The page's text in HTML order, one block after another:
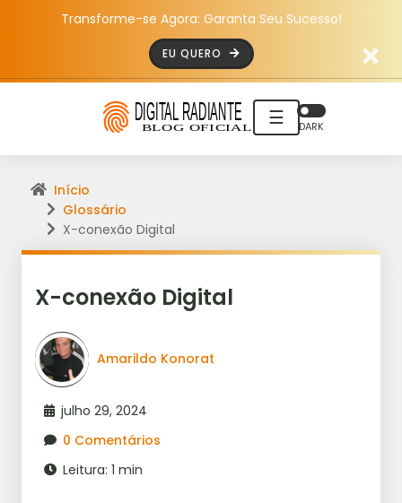
Transforme-se Agora: Garanta Seu Sucesso!
EU QUERO
☰ DARK
Início
Glossário
X-conexão Digital
X-conexão Digital
Amarildo Konorat
julho 29, 2024
0 Comentários
Leitura: 1 min